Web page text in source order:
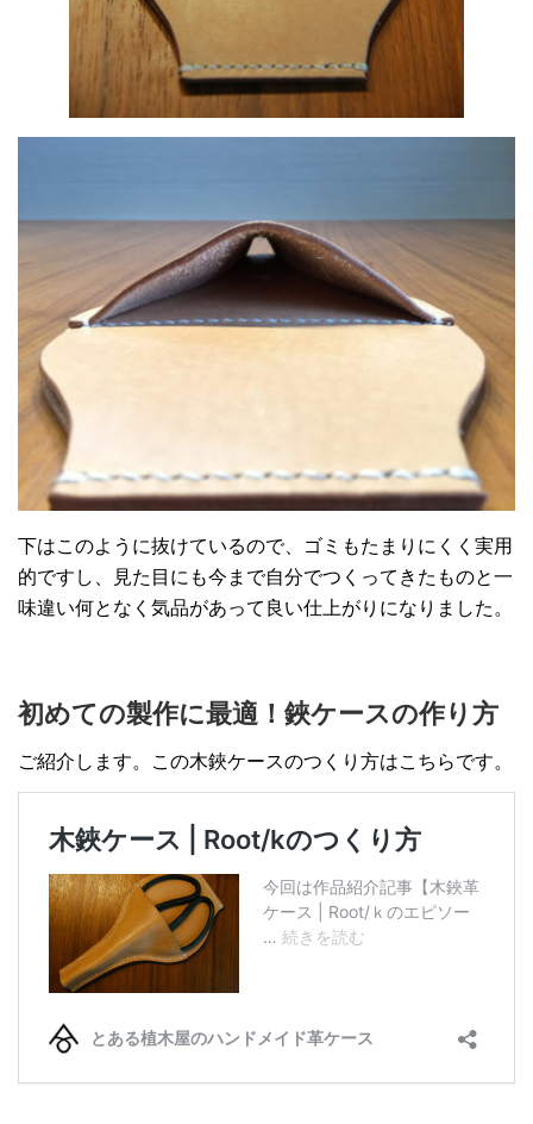
下はこのように抜けているので、ゴミもたまりにくく実用
的ですし、見た目にも今まで自分でつくってきたものと一
味違い何となく気品があって良い仕上がりになりました。
初めての製作に最適！鋏ケースの作り方
ご紹介します。この木鋏ケースのつくり方はこちらです。